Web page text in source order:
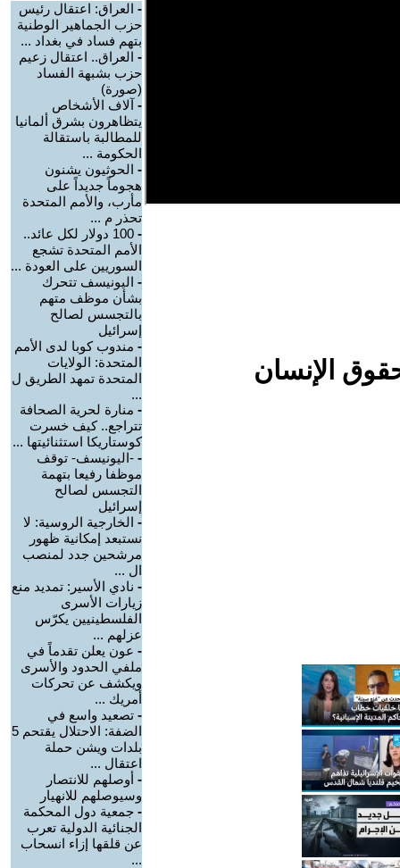
الإنسان
- العراق: اعتقال رئيس
حزب الجماهير الوطنية
بتهم فساد في بغداد ...
- العراق.. اعتقال زعيم
حزب بشبهة الفساد
(صورة)
- آلاف الأشخاص
يتظاهرون بشرق ألمانيا
للمطالبة باستقالة
الحكومة ...
- الحوثيون يشنون
هجوماً جديداً على
مأرب، والأمم المتحدة
تحذر م ...
-
100 دولار لكل عائد..
الأمم المتحدة تشجع
السوريين على العودة ...
- اليونيسف تتحرك
بشأن موظف متهم
بالتجسس لصالح
إسرائيل
- مندوب كوبا لدى الأمم
المتحدة: الولايات
المتحدة تمهد الطريق ل
...
- منارة لحرية الصحافة
تتراجع.. كيف خسرت
كوستاريكا استثنائيتها ...
- -اليونيسف- توقف
موظفا رفيعا بتهمة
التجسس لصالح
إسرائيل
- الخارجية الروسية: لا
نستبعد إمكانية ظهور
مرشحين جدد لمنصب
ال ...
- نادي الأسير: تمديد منع
زيارات الأسرى
الفلسطينيين يكرّس
عزلهم ...
- عون يعلن تقدماً في
ملفي الحدود والأسرى
ويكشف عن تحركات
أمريك ...
- تصعيد واسع في
الضفة: الاحتلال يقتحم 5
بلدات ويشن حملة
اعتقال ...
- أوصلهم للانتصار
وسيوصلهم للانهيار
- جمعية دول المحكمة
الجنائية الدولية تعرب
عن قلقها إزاء انسحاب
...